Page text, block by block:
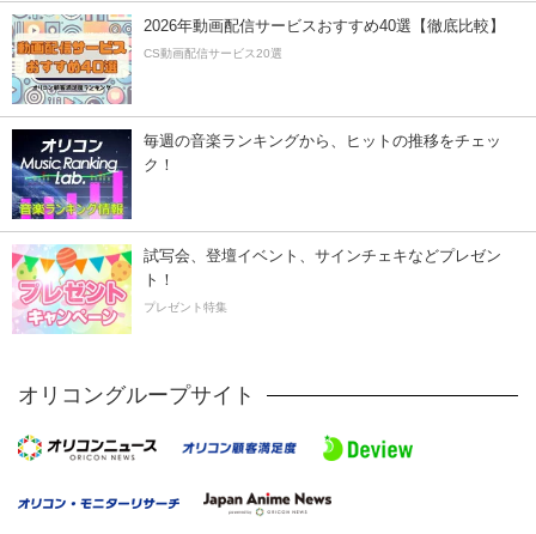
2026年動画配信サービスおすすめ40選【徹底比較】
CS動画配信サービス20選
毎週の音楽ランキングから、ヒットの推移をチェッ
ク！
試写会、登壇イベント、サインチェキなどプレゼン
ト！
プレゼント特集
オリコングループサイト